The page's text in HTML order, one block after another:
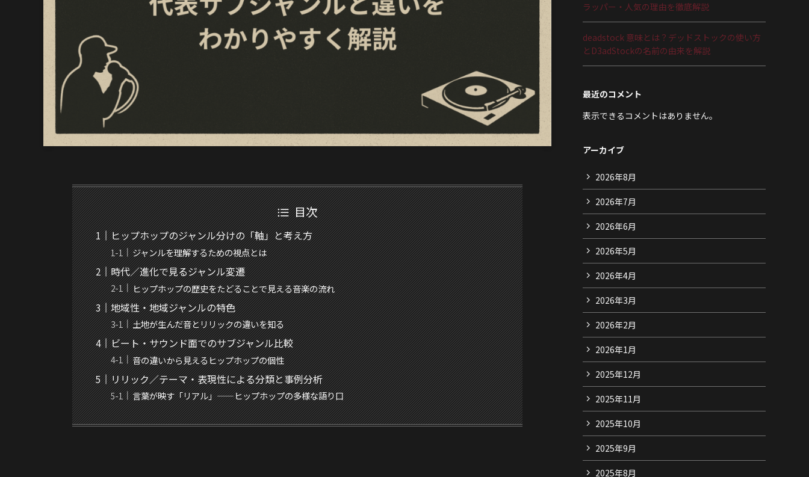
目次
ヒップホップのジャンル分けの「軸」と考え方
ジャンルを理解するための視点とは
時代／進化で見るジャンル変遷
ヒップホップの歴史をたどることで見える音楽の流れ
地域性・地域ジャンルの特色
土地が生んだ音とリリックの違いを知る
ビート・サウンド面でのサブジャンル比較
音の違いから見えるヒップホップの個性
リリック／テーマ・表現性による分類と事例分析
言葉が映す「リアル」——ヒップホップの多様な語り口
ラッパー・人気の理由を徹底解説
deadstock 意味とは？デッドストックの使い方
とD3adStockの名前の由来を解説
最近のコメント
表示できるコメントはありません。
アーカイブ
2026年8月
2026年7月
2026年6月
2026年5月
2026年4月
2026年3月
2026年2月
2026年1月
2025年12月
2025年11月
2025年10月
2025年9月
2025年8月